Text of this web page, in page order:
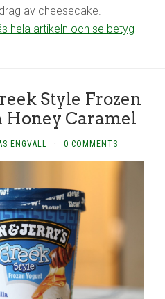
av cheesecake.
hela artikeln och se betyg
Style Frozen
Caramel
ENGVALL · 0 COMMENTS